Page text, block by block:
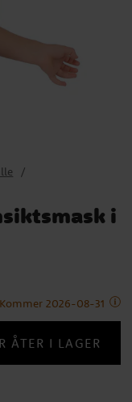
i
Kommer 2026-08-31
ÅTER I LAGER